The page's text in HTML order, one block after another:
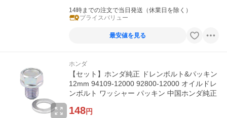
14時までの注文で当日発送（休業日を除く）
プライスバリュー
最安値を見る
ホンダ
【セット】ホンダ純正 ドレンボルト&パッキン
12mm 94109-12000 92800-12000 オイルドレ
ンボルト ワッシャー パッキン 中国ホンダ純正
148円